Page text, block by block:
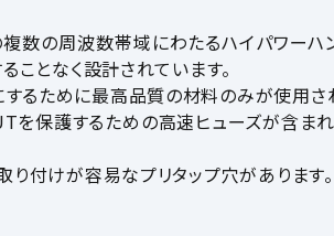
の周波数帯域にわたるハイパワーハ
ことなく設計されています。
るために最高品質の材料のみが使用さ
を保護するための高速ヒューズが含ま
り付けが容易なプリタップ穴があります。